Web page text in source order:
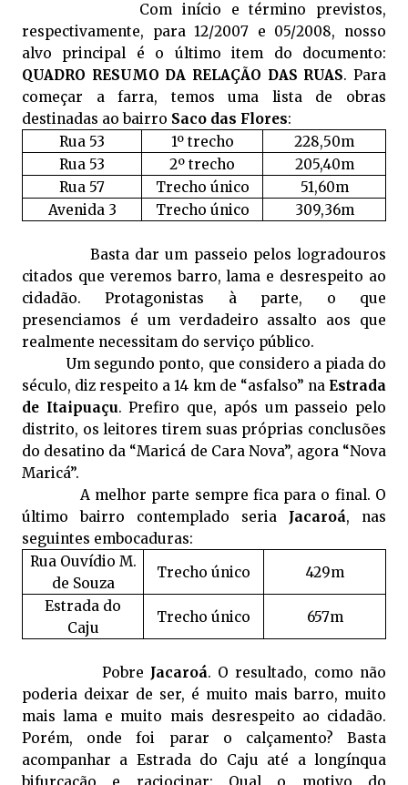
Com início e término previstos,
respectivamente, para 12/2007 e 05/2008, nosso
alvo principal é o último item do documento:
QUADRO RESUMO DA RELAÇÃO DAS RUAS. Para
começar a farra, temos uma lista de obras
destinadas ao bairro Saco das Flores:
Rua 53
1º trecho
228,50m
Rua 53
2º trecho
205,40m
Rua 57
Trecho único
51,60m
Avenida 3
Trecho único 309,36m
Basta dar um passeio pelos logradouros
citados que veremos barro, lama e desrespeito ao
cidadão. Protagonistas à parte, o que
presenciamos é um verdadeiro assalto aos que
realmente necessitam do serviço público.
Um segundo ponto, que considero a piada do
século, diz respeito a14 kmde “asfalso” na Estrada
de Itaipuaçu. Prefiro que, após um passeio pelo
distrito, os leitores tirem suas próprias conclusões
do desatino da “Maricá de Cara Nova”, agora “Nova
Maricá”.
A melhor parte sempre fica para o final. O
último bairro contemplado seria Jacaroá, nas
seguintes embocaduras:
Rua Ouvídio M.
de Souza
Trecho único
429m
Estrada do
Caju
Trecho único 657m
Pobre Jacaroá. O resultado, como não
poderia deixar de ser, é muito mais barro, muito
mais lama e muito mais desrespeito ao cidadão.
Porém, onde foi parar o calçamento? Basta
acompanhar a Estrada do Caju até a longínqua